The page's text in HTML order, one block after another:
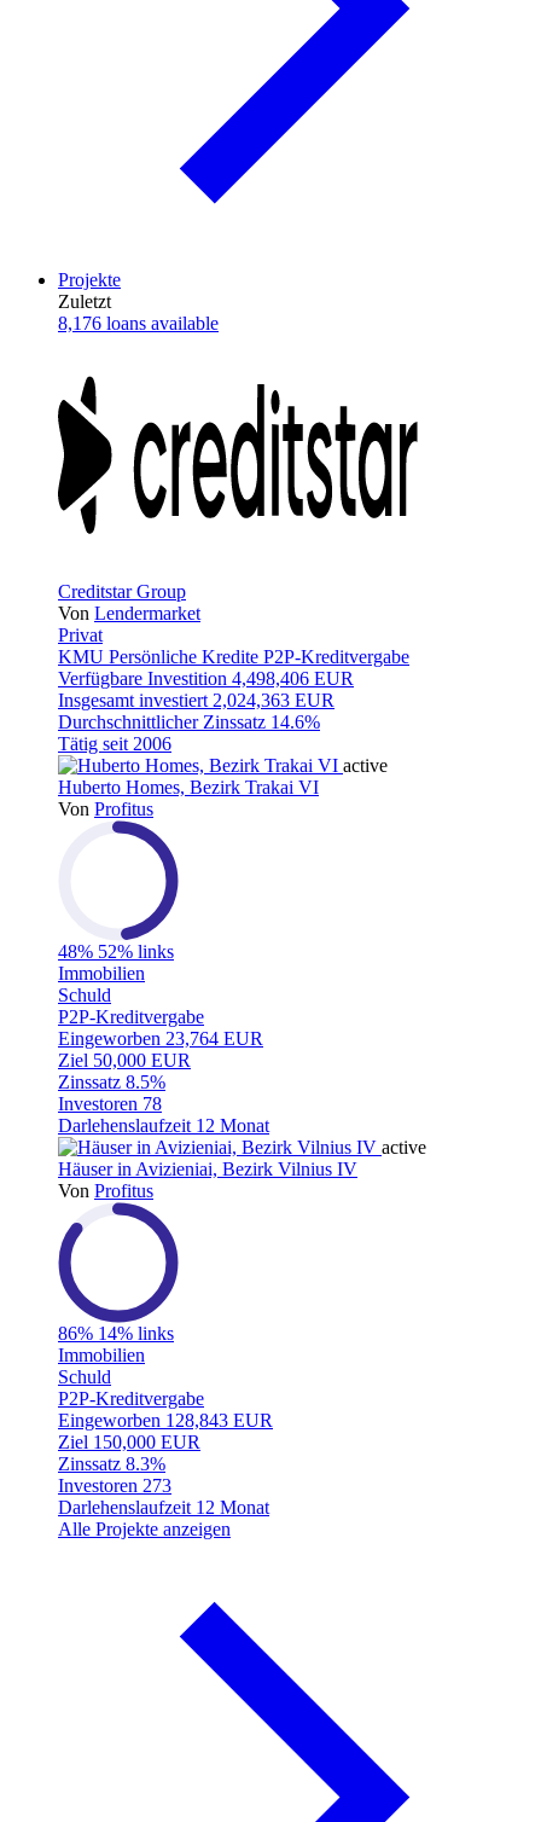
Projekte
Zuletzt
8,176 loans available
Creditstar Group
Von Lendermarket
Privat
KMU Persönliche Kredite P2P-Kreditvergabe
Verfügbare Investition 4,498,406 EUR
Insgesamt investiert 2,024,363 EUR
Durchschnittlicher Zinssatz 14.6%
Tätig seit 2006
active
Huberto Homes, Bezirk Trakai VI
Von Profitus
48% 52% links
Immobilien
Schuld
P2P-Kreditvergabe
Eingeworben 23,764 EUR
Ziel 50,000 EUR
Zinssatz 8.5%
Investoren 78
Darlehenslaufzeit 12 Monat
active
Häuser in Avizieniai, Bezirk Vilnius IV
Von Profitus
86% 14% links
Immobilien
Schuld
P2P-Kreditvergabe
Eingeworben 128,843 EUR
Ziel 150,000 EUR
Zinssatz 8.3%
Investoren 273
Darlehenslaufzeit 12 Monat
Alle Projekte anzeigen